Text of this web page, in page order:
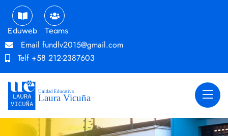
Eduweb Teams
Email fundlv2015@gmail.com
Telf +58 212-2387603